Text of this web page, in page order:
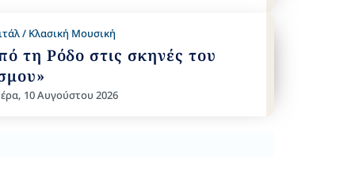
/ Κλασική Μουσική
τη Ρόδο στις σκηνές του
10 Αυγούστου 2026